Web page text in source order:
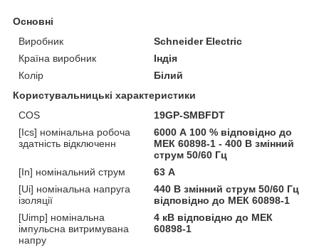
Основні
Виробник
Schneider Electric
Країна виробник
Індія
Колір
Білий
Користувальницькі характеристики
COS
19GP-SMBFDT
[Ics] номінальна робоча
здатність відключенн
6000 А 100 % відповідно до
МЕК 60898-1 - 400 В змінний
струм 50/60 Гц
[In] номінальний струм
63 А
[Ui] номінальна напруга
ізоляції
440 В змінний струм 50/60 Гц
відповідно до МЕК 60898-1
[Uimp] номінальна
імпульсна витримувана
напру
4 кВ відповідно до МЕК
60898-1